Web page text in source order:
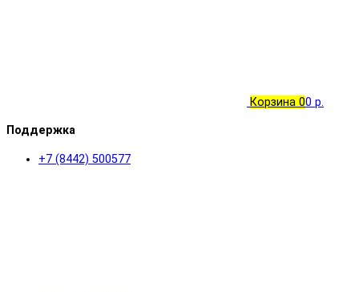
Корзина 00 р.
Поддержка
+7 (8442) 500577